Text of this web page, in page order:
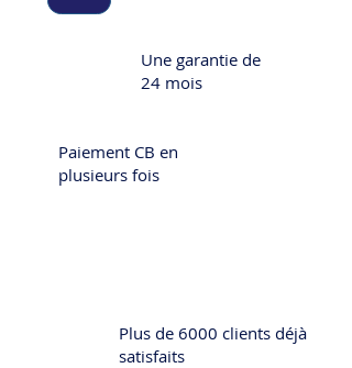
Paiement CB en
plusieurs fois
Une garantie de
24 mois
Plus de 6000 clients déjà
satisfaits